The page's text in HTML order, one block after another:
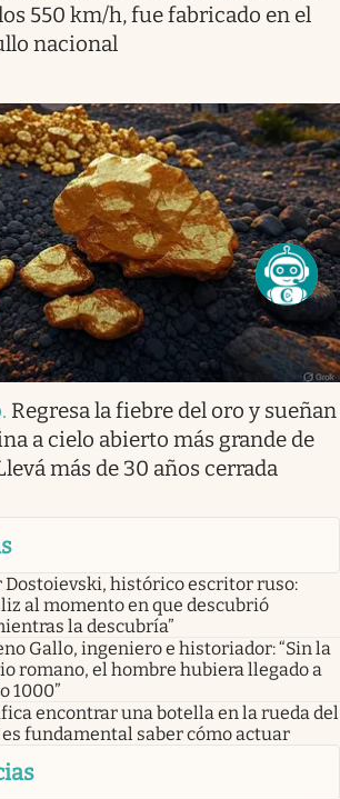
550 km/h, fue fabricado en el
nacional
. Regresa la fiebre del oro y sueñan
a cielo abierto más grande de
más de 30 años cerrada
Dostoievski, histórico escritor ruso:
al momento en que descubrió
la descubría”
Gallo, ingeniero e historiador: “Sin la
romano, el hombre hubiera llegado a
1000”
encontrar una botella en la rueda del
es fundamental saber cómo actuar